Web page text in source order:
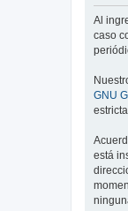
Al
caso
GNU
está